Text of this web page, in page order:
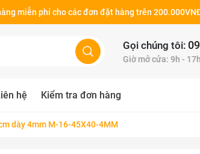
miễn phí cho các đơn đặt hàng trên
Gọi chúng tôi:
Giờ mở cửa: 9h -
hệ Kiểm tra đơn hàng
dày 4mm M-16-45X40-4MM